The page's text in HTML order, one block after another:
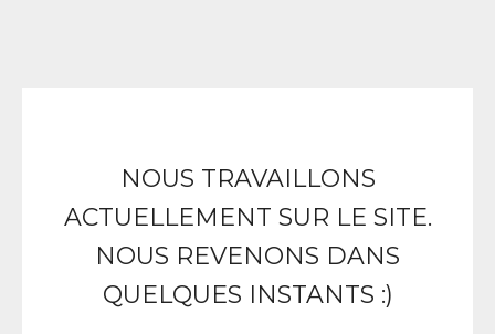
NOUS TRAVAILLONS
ACTUELLEMENT SUR LE SITE.
NOUS REVENONS DANS
QUELQUES INSTANTS :)